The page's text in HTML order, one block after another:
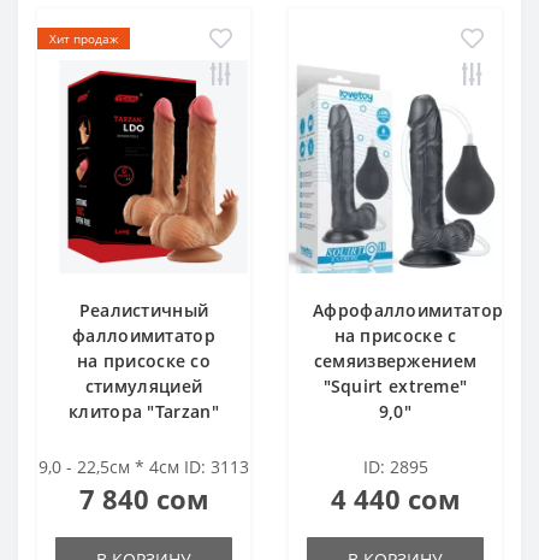
Хит продаж
Реалистичный
фаллоимитатор
на присоске со
стимуляцией
клитора "Tarzan"
9,0 - 22,5см * 4см ID: 3113
7 840 сом
Афрофаллоимитатор
на присоске с
семяизвержением
"Squirt extreme"
9,0"
ID: 2895
4 440 сом